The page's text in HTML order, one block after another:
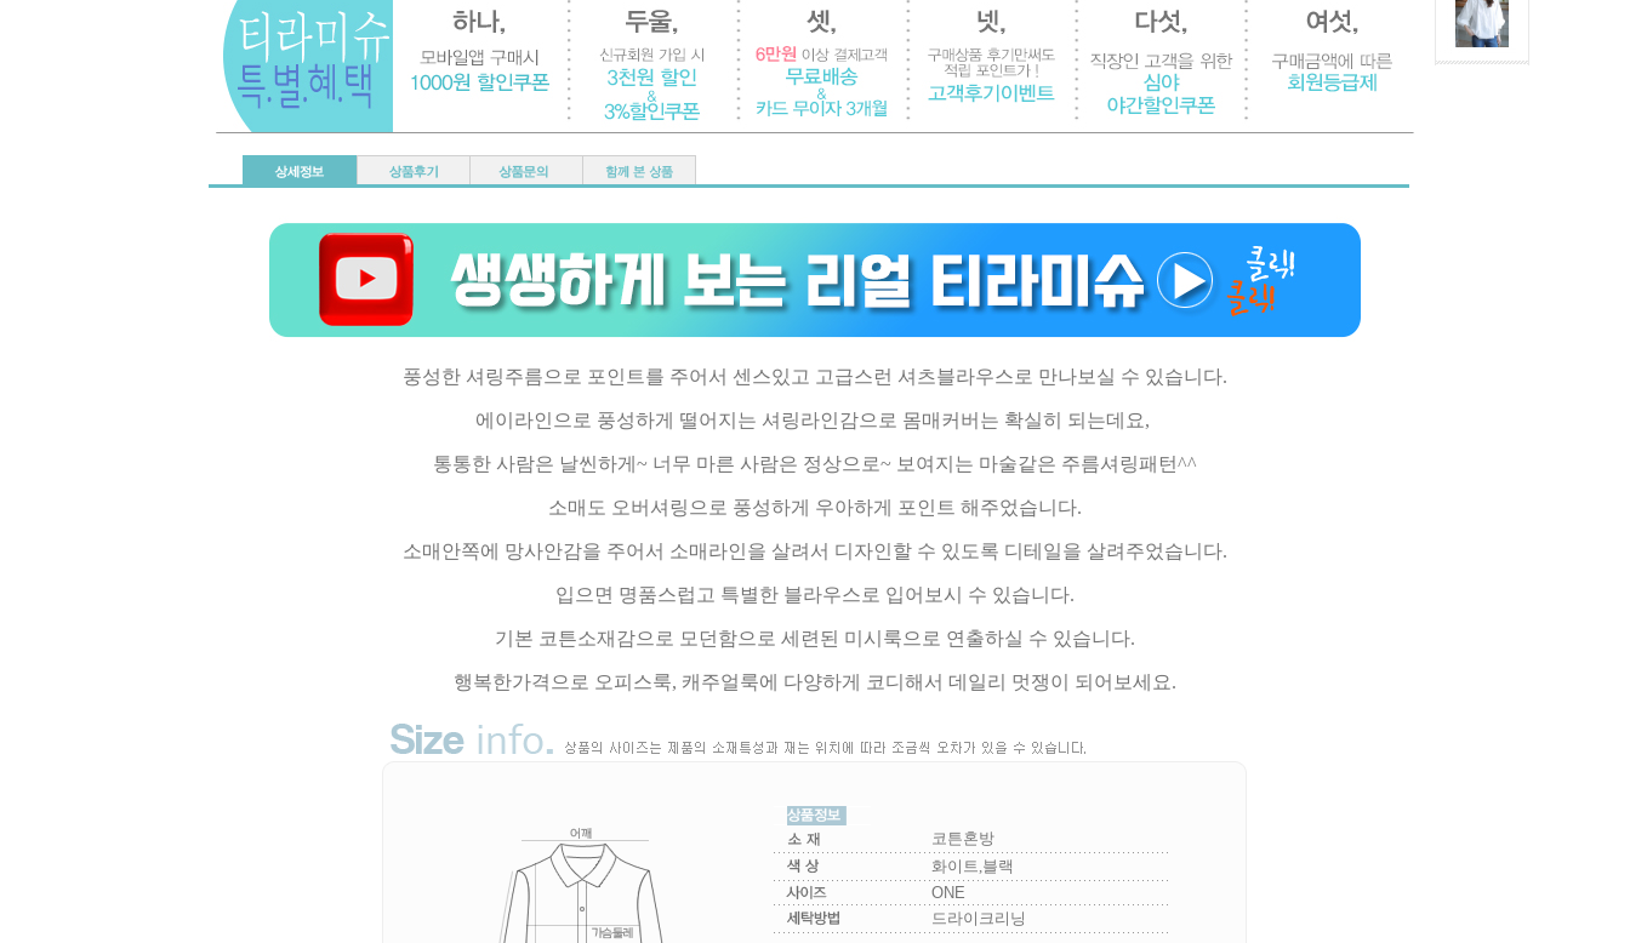
풍성한 셔링주름으로 포인트를 주어서 센스있고 고급스런 셔츠블라우스로 만나보실 수 있습니다.
에이라인으로 풍성하게 떨어지는 셔링라인감으로 몸매커버는 확실히 되는데요,
통통한 사람은 날씬하게~ 너무 마른 사람은 정상으로~ 보여지는 마술같은 주름셔링패턴^^
소매도 오버셔링으로 풍성하게 우아하게 포인트 해주었습니다.
소매안쪽에 망사안감을 주어서 소매라인을 살려서 디자인할 수 있도록 디테일을 살려주었습니다.
입으면 명품스럽고 특별한 블라우스로 입어보시 수 있습니다.
기본 코튼소재감으로 모던함으로 세련된 미시룩으로 연출하실 수 있습니다.
행복한가격으로 오피스룩, 캐주얼룩에 다양하게 코디해서 데일리 멋쟁이 되어보세요.
코튼혼방
화이트,블랙
ONE
드라이크리닝